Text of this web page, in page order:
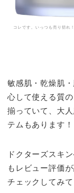
コレです。いっつも売り切れ
敏感肌・乾燥肌
心して使える質
揃っていて、大
テムもあります！
ドクターズスキ
もレビュー評価
チェックしてみ